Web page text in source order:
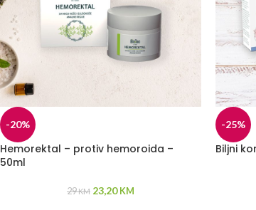
-20%
Hemorektal – protiv hemoroida –
50ml
29KM 23,20 KM
-25%
Biljni